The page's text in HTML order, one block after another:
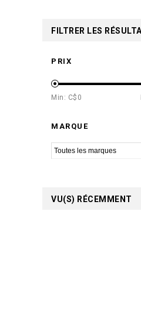
FILTRER LES
PRIX
Min: C$ 0
MARQUE
VU(S) RÉCEMMENT